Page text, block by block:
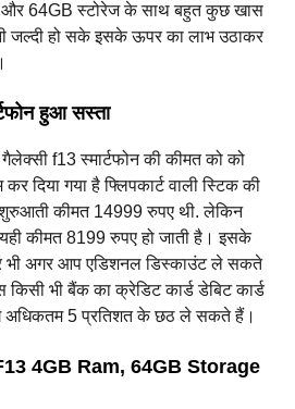
64GB स्टोरेज के साथ बहुत कुछ खास
जल्दी हो सके इसके ऊपर का लाभ उठाकर
हुआ सस्ता
f13 स्मार्टफोन की कीमत को को
दिया गया है फ्लिपकार्ट वाली स्टिक की
कीमत 14999 रुपए थी. लेकिन
कीमत 8199 रुपए हो जाती है। इसके
भी अगर आप एडिशनल डिस्काउंट ले सकते
भी बैंक का क्रेडिट कार्ड डेबिट कार्ड
5 प्रतिशत के छठ ले सकते हैं।
4GB Ram, 64GB Storage